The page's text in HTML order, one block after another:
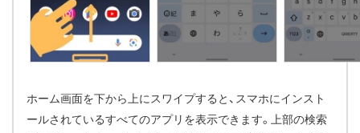
ホーム画面を下から上にスワイプすると、スマホにインスト
ールされているすべてのアプリを表示できます。上部の検索